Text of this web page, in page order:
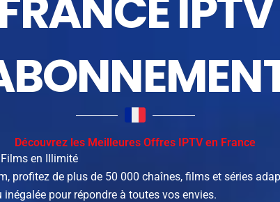
Découvrez les Meilleures Offres IPTV en France
en Illimité
profitez de plus de 50 000 chaînes, films et séries
pour répondre à toutes vos envies.